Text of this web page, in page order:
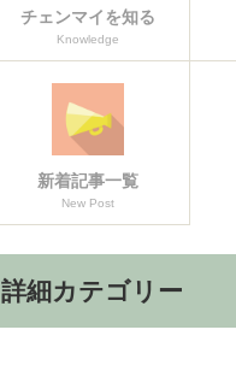
チェンマイを知る
Knowledge
新着記事一覧
New Post
詳細カテゴリー